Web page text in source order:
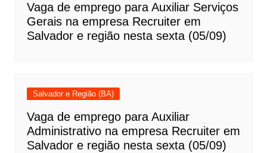
Vaga de emprego para Auxiliar Serviços
Gerais na empresa Recruiter em
Salvador e região nesta sexta (05/09)
Salvador e Região (BA)
Vaga de emprego para Auxiliar
Administrativo na empresa Recruiter em
Salvador e região nesta sexta (05/09)